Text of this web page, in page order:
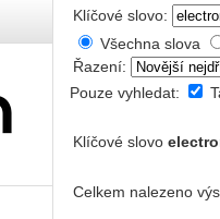
Klíčové slovo:
Všechna slova
Řazení:
Pouze vyhledat:
Klíčové slovo
Celkem nalezeno